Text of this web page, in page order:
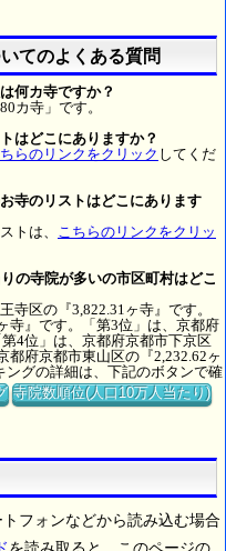
てのよくある質問
何カ寺ですか？
カ寺」です。
はどこにありますか？
らのリンクをクリック してくだ
寺のリストはどこにあります
トは、 こちらのリンクをクリッ
の寺院が多いの市区町村はどこ
寺区の『3,822.31ヶ寺』です。
寺』です。「第3位」は、京都府
4位」は、京都府京都市下京区
都府京都市東山区の『2,232.62ヶ
グの詳細は、下記のボタンで確
寺院数順位(人口10万人当たり)
フォンなどから読み込む場合